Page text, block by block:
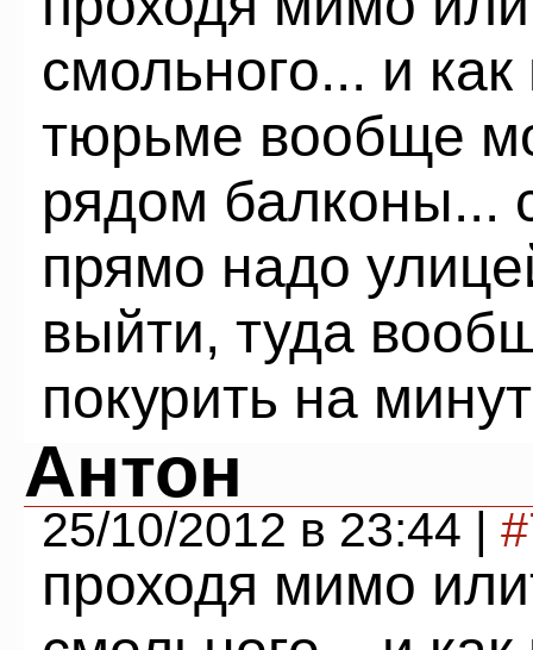
смольного... и
тюрьме вообще
рядом балконы...
прямо надо
выйти, туда
покурить на
Антон
25/10/2012 в 23:44 |
проходя мимо